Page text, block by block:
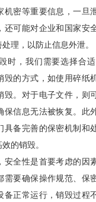
机密等重要信息，一旦
还可能对企业和国家安
理，以防止信息外泄。
时，我们需要选择合
毁的方式，如使用碎纸
毁。对于电子文件，则
保信息无法被恢复。此
具备完善的保密机制和
的销毁。
安全性是首要考虑的因
需要确保操作规范、保
备正常运行，销毁过程